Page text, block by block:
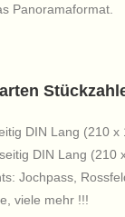
Panoramaformat.
DIN Lang (210
DIN Lang (210
Jochpass,
viele mehr !!!